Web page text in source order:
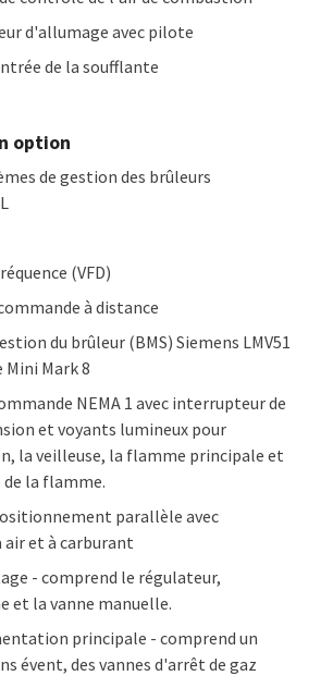
d'allumage avec pilote
de la soufflante
option
de gestion des brûleurs
(VFD)
à distance
du brûleur (BMS) Siemens LMV51
Mark 8
NEMA 1 avec interrupteur de
et voyants lumineux pour
la veilleuse, la flamme principale et
la flamme.
parallèle avec
air et à carburant
- comprend le régulateur,
et la vanne manuelle.
principale - comprend un
évent, des vannes d'arrêt de gaz